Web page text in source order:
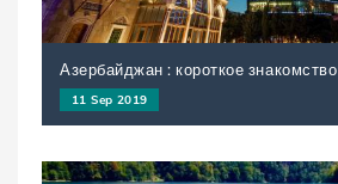
Азербайджан : короткое знакомство
11 Sep 2019